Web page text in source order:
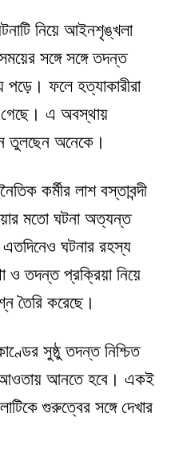
নিয়ে আইনশৃঙ্খলা
সঙ্গে সঙ্গে তদন্ত
পড়ে। ফলে হত্যাকারীরা
গেছে। এ অবস্থায়
তুলছেন অনেকে।
কর্মীর লাশ বস্তাবন্দী
মতো ঘটনা অত্যন্ত
ঘটনার রহস্য
ও তদন্ত প্রক্রিয়া নিয়ে
তৈরি করেছে।
সুষ্ঠু তদন্ত নিশ্চিত
আনতে হবে। একই
গুরুত্বের সঙ্গে দেখার